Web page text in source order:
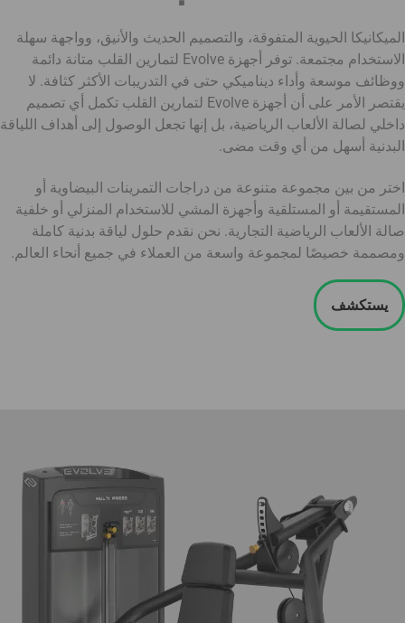
الميكانيكا الحيوية المتفوقة، والتصميم الحديث والأنيق، وواجهة سهلة
الاستخدام مجتمعة. توفر أجهزة Evolve لتمارين القلب متانة دائمة
ووظائف موسعة وأداء ديناميكي حتى في التدريبات الأكثر كثافة. لا
يقتصر الأمر على أن أجهزة Evolve لتمارين القلب تكمل أي تصميم
داخلي لصالة الألعاب الرياضية، بل إنها تجعل الوصول إلى أهداف اللياقة
البدنية أسهل من أي وقت مضى.
اختر من بين مجموعة متنوعة من دراجات التمرينات البيضاوية أو
المستقيمة أو المستلقية وأجهزة المشي للاستخدام المنزلي أو خلفية
صالة الألعاب الرياضية التجارية. نحن نقدم حلول لياقة بدنية كاملة
ومصممة خصيصًا لمجموعة واسعة من العملاء في جميع أنحاء العالم.
يستكشف